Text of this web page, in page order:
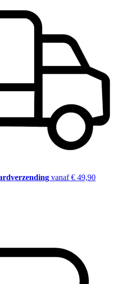
vanaf € 49,90